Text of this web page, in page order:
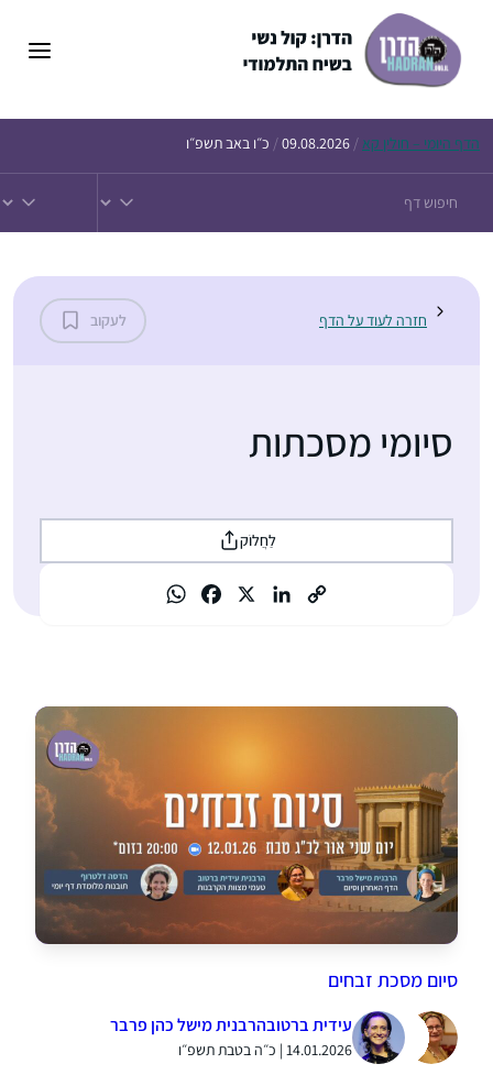
הדף היומי – חולין קא/
09.08.2026
/ כ״ו באב תשפ״ו
חזרה לעוד על הדף לעקוב
סיומי מסכתות
לַחֲלוֹק
סיום מסכת זבחים
עידית ברטובהרבנית מישל כהן פרבר
14.01.2026 | כ״ה בטבת תשפ״ו